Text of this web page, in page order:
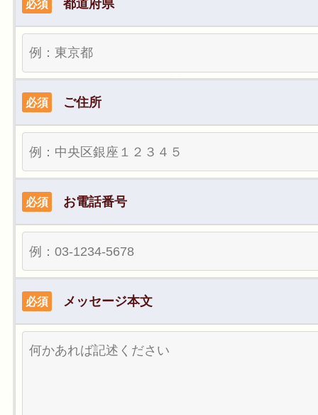
必須 都道府県
必須 ご住所
必須 お電話番号
必須 メッセージ本文